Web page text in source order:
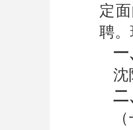
定
聘
一
沈
二